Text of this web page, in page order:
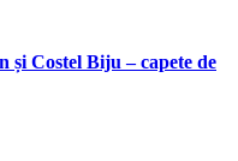
și Costel Biju – capete de